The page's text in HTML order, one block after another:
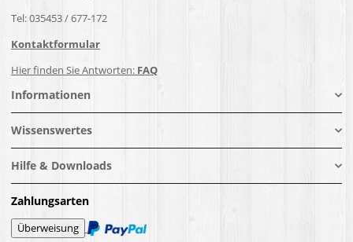
Tel: 035453 / 677-172
Kontaktformular
Hier finden Sie Antworten: FAQ
Informationen
Wissenswertes
Hilfe & Downloads
Zahlungsarten